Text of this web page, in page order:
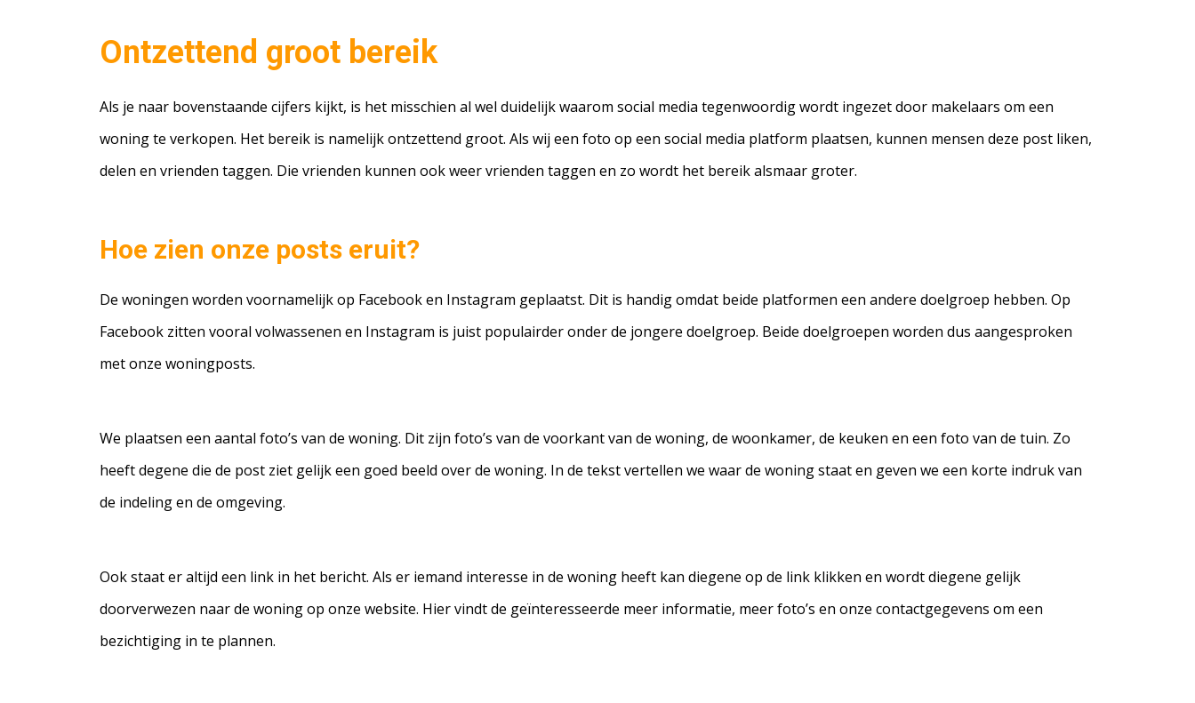
Ontzettend groot bereik
Als je naar bovenstaande cijfers kijkt, is het misschien al wel duidelijk waarom social media tegenwoordig wordt ingezet door makelaars om een
woning te verkopen. Het bereik is namelijk ontzettend groot. Als wij een foto op een social media platform plaatsen, kunnen mensen deze post liken,
delen en vrienden taggen. Die vrienden kunnen ook weer vrienden taggen en zo wordt het bereik alsmaar groter.
Hoe zien onze posts eruit?
De woningen worden voornamelijk op Facebook en Instagram geplaatst. Dit is handig omdat beide platformen een andere doelgroep hebben. Op
Facebook zitten vooral volwassenen en Instagram is juist populairder onder de jongere doelgroep. Beide doelgroepen worden dus aangesproken
met onze woningposts.
We plaatsen een aantal foto’s van de woning. Dit zijn foto’s van de voorkant van de woning, de woonkamer, de keuken en een foto van de tuin. Zo
heeft degene die de post ziet gelijk een goed beeld over de woning. In de tekst vertellen we waar de woning staat en geven we een korte indruk van
de indeling en de omgeving.
Ook staat er altijd een link in het bericht. Als er iemand interesse in de woning heeft kan diegene op de link klikken en wordt diegene gelijk
doorverwezen naar de woning op onze website. Hier vindt de geïnteresseerde meer informatie, meer foto’s en onze contactgegevens om een
bezichtiging in te plannen.